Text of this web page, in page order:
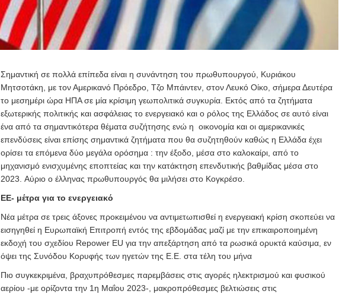
Σημαντική σε πολλά επίπεδα είναι η συνάντηση του πρωθυπουργού, Κυριάκου
Μητσοτάκη, με τον Αμερικανό Πρόεδρο, Τζο Μπάιντεν, στον Λευκό Οίκο, σήμερα Δευτέρα
το μεσημέρι ώρα ΗΠΑ σε μία κρίσιμη γεωπολιτικά συγκυρία. Εκτός από τα ζητήματα
εξωτερικής πολιτικής και ασφάλειας το ενεργειακό και ο ρόλος της Ελλάδος σε αυτό είναι
ένα από τα σημαντικότερα θέματα συζήτησης ενώ η οικονομία και οι αμερικανικές
επενδύσεις είναι επίσης σημαντικά ζητήματα που θα συζητηθούν καθώς η Ελλάδα έχει
ορίσει τα επόμενα δύο μεγάλα ορόσημα : την έξοδο, μέσα στο καλοκαίρι, από το
μηχανισμό ενισχυμένης εποπτείας και την κατάκτηση επενδυτικής βαθμίδας μέσα στο
2023. Αύριο ο έλληνας πρωθυπουργός θα μιλήσει στο Κογκρέσο.
ΕΕ- μέτρα για το ενεργειακό
Νέα μέτρα σε τρεις άξονες προκειμένου να αντιμετωπισθεί η ενεργειακή κρίση σκοπεύει να
εισηγηθεί η Ευρωπαϊκή Επιτροπή εντός της εβδομάδας μαζί με την επικαιροποιημένη
εκδοχή του σχεδίου Repower EU για την απεξάρτηση από τα ρωσικά ορυκτά καύσιμα, εν
όψει της Συνόδου Κορυφής των ηγετών της Ε.Ε. στα τέλη του μήνα
Πιο συγκεκριμένα, βραχυπρόθεσμες παρεμβάσεις στις αγορές ηλεκτρισμού και φυσικού
αερίου -με ορίζοντα την 1η Μαΐου 2023-, μακροπρόθεσμες βελτιώσεις στις